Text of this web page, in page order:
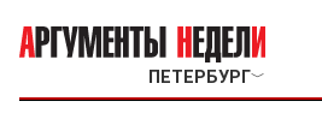
ПЕТЕРБУРГ﹀